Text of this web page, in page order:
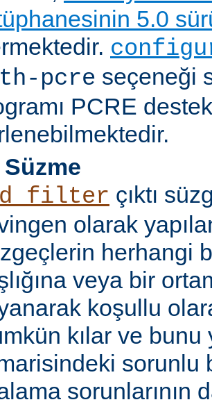
5.0
pcre seçeneği
PCRE
Süzme
çıktı
olarak
herhangi
veya bir
koşullu
kılar ve
sorunlu
sorunlarının